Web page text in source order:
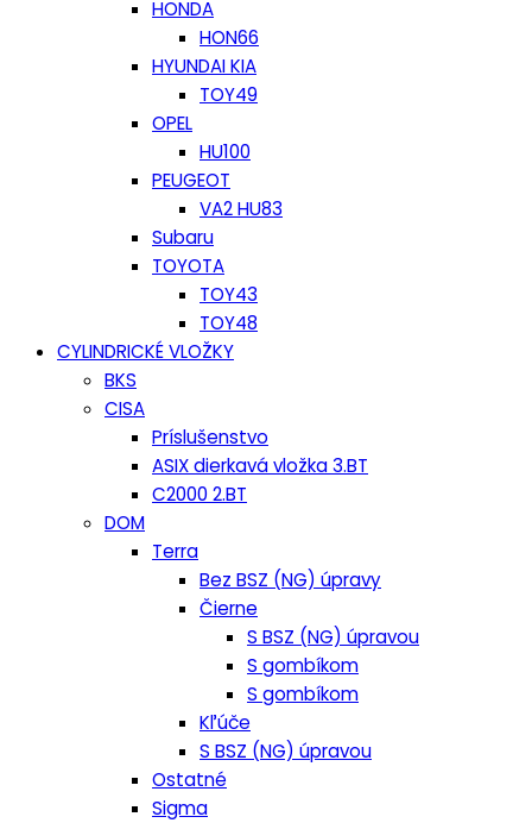
HONDA
HON66
HYUNDAI KIA
TOY49
OPEL
HU100
PEUGEOT
VA2 HU83
Subaru
TOYOTA
TOY43
TOY48
CYLINDRICKÉ VLOŽKY
BKS
CISA
Príslušenstvo
ASIX dierkavá vložka 3.BT
C2000 2.BT
DOM
Terra
Bez BSZ (NG) úpravy
Čierne
S BSZ (NG) úpravou
S gombíkom
S gombíkom
Kľúče
S BSZ (NG) úpravou
Ostatné
Sigma